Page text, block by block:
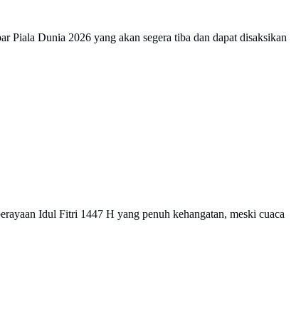
Dunia 2026 yang akan segera tiba dan dapat disaksikan
Idul Fitri 1447 H yang penuh kehangatan, meski cuaca